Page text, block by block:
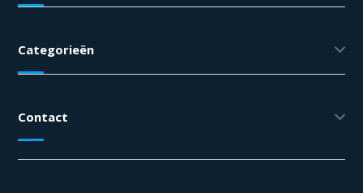
Categorieën
Contact